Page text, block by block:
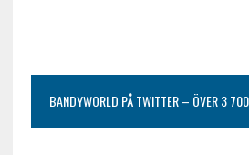
BANDYWORLD PÅ TWITTER – ÖVER 3